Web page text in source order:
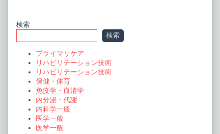
の
Primary
Sidebar
検索
検索
プライマリケア
リハビリテーション技術
リハビリテーション技術
保健・体育
免疫学・血清学
内分泌・代謝
内科学一般
医学一般
医学一般